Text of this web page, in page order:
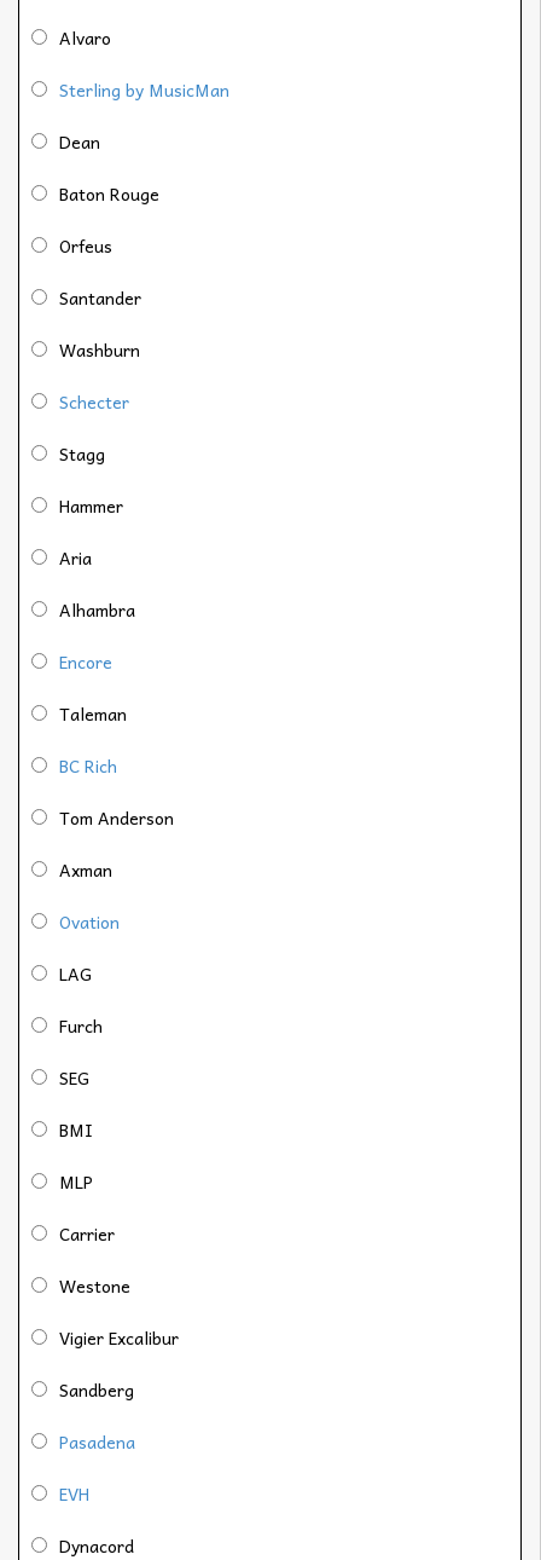
Alvaro
Sterling by MusicMan
Dean
Baton Rouge
Orfeus
Santander
Washburn
Schecter
Stagg
Hammer
Aria
Alhambra
Encore
Taleman
BC Rich
Tom Anderson
Axman
Ovation
LAG
Furch
SEG
BMI
MLP
Carrier
Westone
Vigier Excalibur
Sandberg
Pasadena
EVH
Dynacord